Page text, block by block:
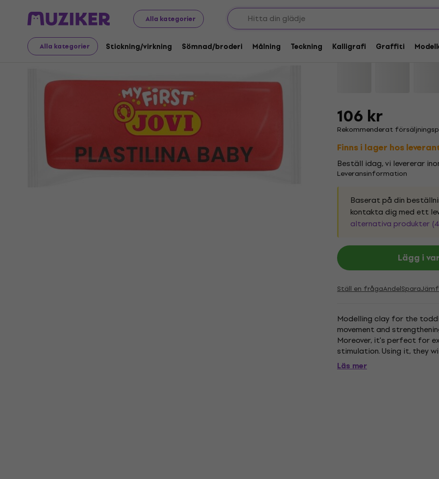
Alla kategorier
Alla kategorier Stickning/virkning Sömnad/broderi Målning Teckning Kalligrafi Graffiti
Konst Modellering och gjutning Modellering av leror Icke-härdande leror
Jovi 371/10R Baby
Varumärke: JoviProduktkod:
106 kr
Rekommenderat
Finns i lager hos
Beställ idag, vi levererar
Leveransinformation
Baserat på din
kontakta dig med ett
alternativa produkter
Lägg i
Ställ en frågaAndelSpara
Modelling clay for the
movement and
Moreover, it's perfect for
stimulation. Using it, they
their creativity and
Läs mer